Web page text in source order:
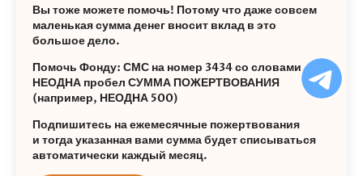
Вы тоже можете помочь! Потому что даже совсем
маленькая сумма денег вносит вклад в это
большое дело.
Помочь Фонду: СМС на номер 3434 со словами
НЕОДНА пробел СУММА ПОЖЕРТВОВАНИЯ
(например, НЕОДНА 500)
Подпишитесь на ежемесячные пожертвования
и тогда указанная вами сумма будет списываться
автоматически каждый месяц.